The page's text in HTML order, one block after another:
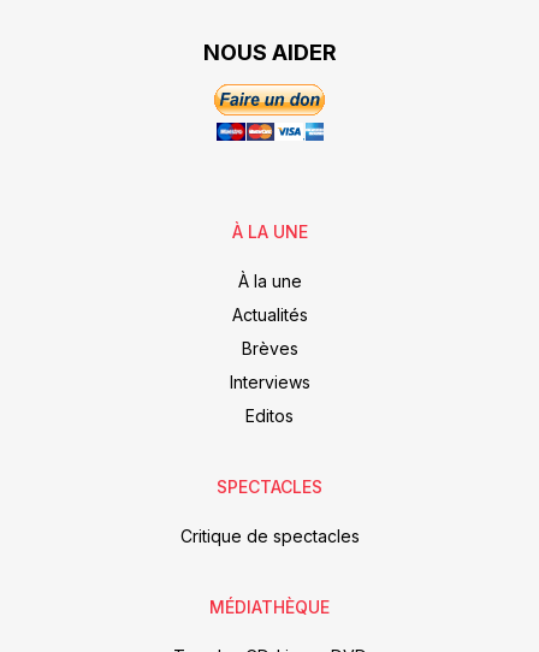
NOUS AIDER
À LA UNE
À la une
Actualités
Brèves
Interviews
Editos
SPECTACLES
Critique de spectacles
MÉDIATHÈQUE